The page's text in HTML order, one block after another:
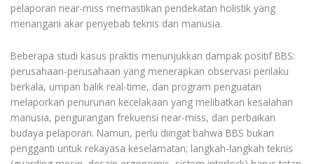
pelaporan near-miss memastikan pendekatan holistik yang
menangani akar penyebab teknis dan manusia.
Beberapa studi kasus praktis menunjukkan dampak positif BBS:
perusahaan-perusahaan yang menerapkan observasi perilaku
berkala, umpan balik real-time, dan program penguatan
melaporkan penurunan kecelakaan yang melibatkan kesalahan
manusia, pengurangan frekuensi near-miss, dan perbaikan
budaya pelaporan. Namun, perlu diingat bahwa BBS bukan
pengganti untuk rekayasa keselamatan; langkah-langkah teknis